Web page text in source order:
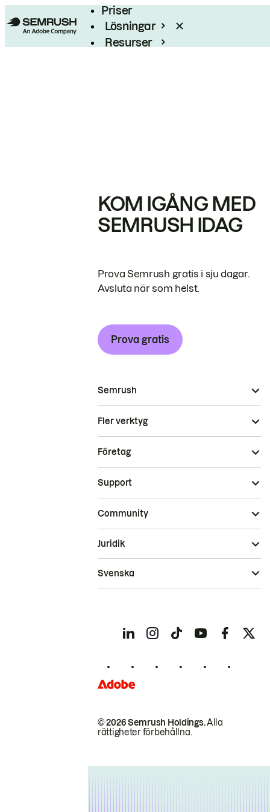
Priser
Lösningar
Resurser
KOM IGÅNG MED
SEMRUSH IDAG
Prova Semrush gratis i sju dagar.
Avsluta när som helst.
Prova gratis
Semrush
Fler verktyg
Företag
Support
Community
© 2026 Semrush Holdings.Alla
rättigheter förbehållna.
Juridik
Svenska